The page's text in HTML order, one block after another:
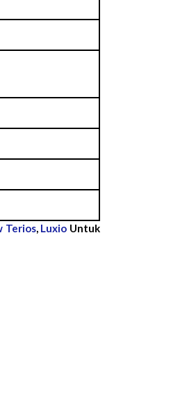
Terios, Luxio Untuk